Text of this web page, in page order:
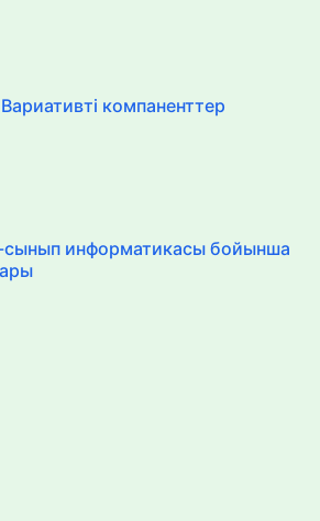
компаненттер
сынып информатикасы бойынша